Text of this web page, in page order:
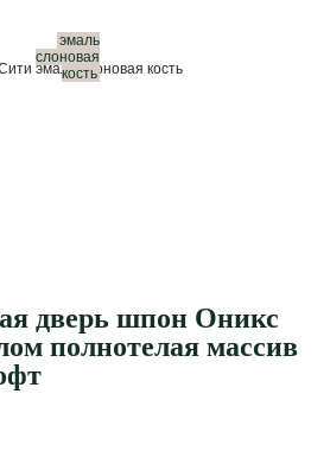
эмаль
слоновая
кость
дверь шпон Оникс
полнотелая массив